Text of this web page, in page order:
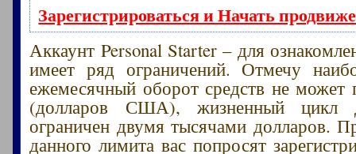
Зарегистрироваться и Начать
Аккаунт Personal Starter – для
имеет ряд ограничений. Отмечу
ежемесячный оборот средств не может
(долларов США), жизненный цикл
ограничен двумя тысячами долларов.
данного лимита вас попросят